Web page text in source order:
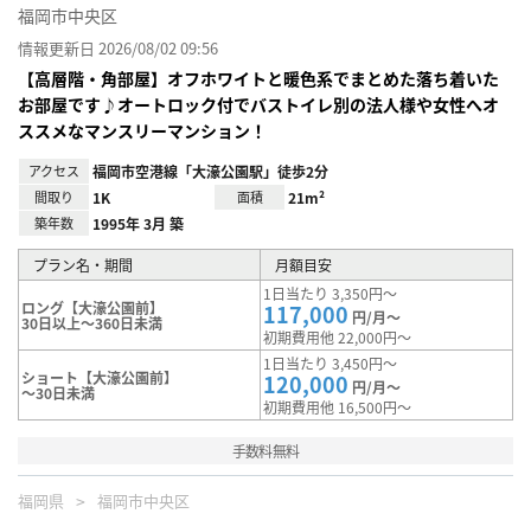
福岡市中央区
情報更新日 2026/08/02 09:56
【高層階・角部屋】オフホワイトと暖色系でまとめた落ち着いた
お部屋です♪オートロック付でバストイレ別の法人様や女性へオ
ススメなマンスリーマンション！
アクセス 福岡市空港線「大濠公園駅」徒歩2分
間取り 1K 面積 21m²
築年数 1995年 3月 築
プラン名・期間 月額目安
ロング【大濠公園前】
30日以上～360日未満
1日当たり 3,350円～
117,000 円/月～
初期費用他 22,000円～
ショート【大濠公園前】
～30日未満
1日当たり 3,450円～
120,000 円/月～
初期費用他 16,500円～
手数料無料
福岡県 福岡市中央区